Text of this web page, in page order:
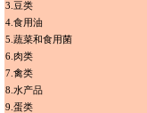
3.豆类
4.食用油
5.蔬菜和食用菌
6.肉类
7.禽类
8.水产品
9.蛋类